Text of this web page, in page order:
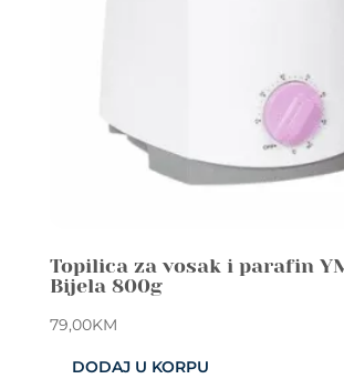
Topilica za vosak i parafin
Bijela 800g
79,00KM
DODAJ U KORPU